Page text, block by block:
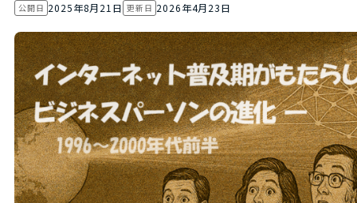
公開日 2025年8月21日 更新日 2026年4月23日